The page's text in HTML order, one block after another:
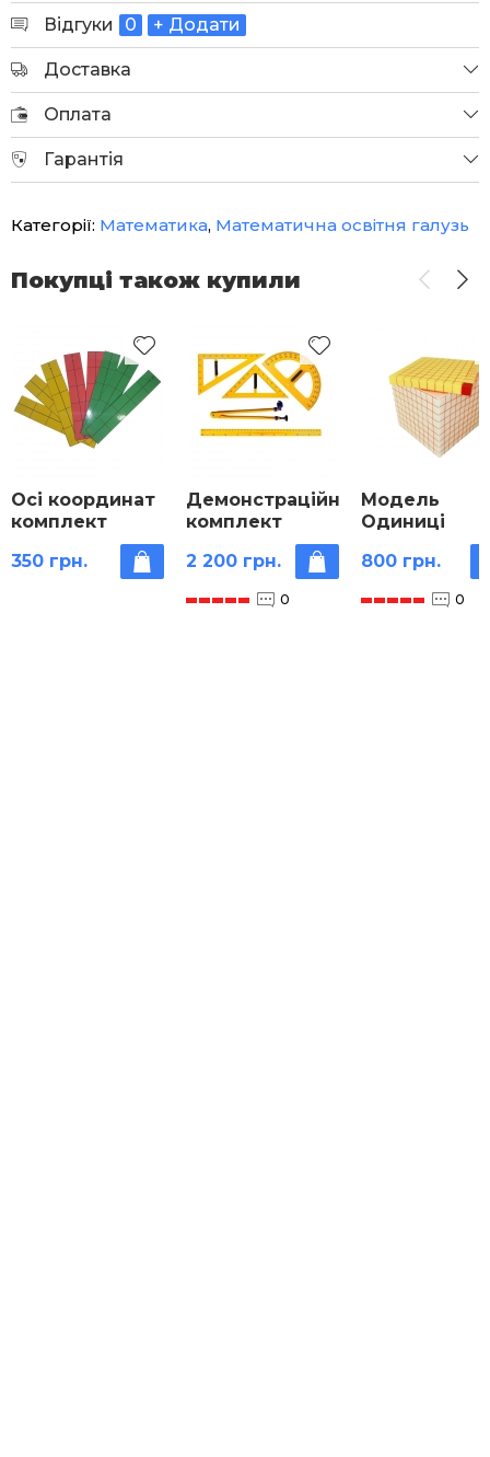
Відгуки 0 + Додати
Доставка
Оплата
Гарантія
Категорії: Математика, Математична освітня галузь
Покупці також купили
Осі координат
комплект
350 грн.
Демонстраційний
комплект
вимірювальних
приладів
(лінійка 1 м, 2
трикутники,
2 200 грн.
0
Модель
Одиниці
800 грн.
0